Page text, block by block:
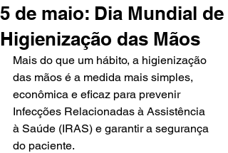
5 de maio: Dia Mundial de
Higienização das Mãos
Mais do que um hábito, a higienização
das mãos é a medida mais simples,
econômica e eficaz para prevenir
Infecções Relacionadas à Assistência
à Saúde (IRAS) e garantir a segurança
do paciente.